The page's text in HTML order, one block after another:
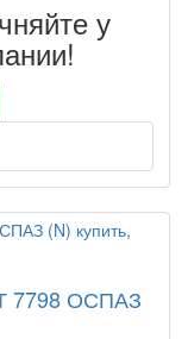
у
7798 ОСПАЗ